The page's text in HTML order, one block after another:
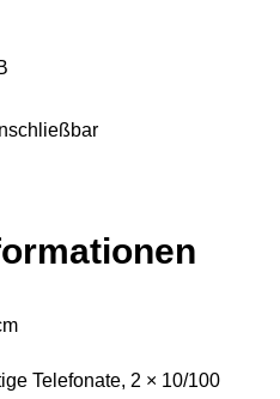
Telefonate, 2 × 10/100